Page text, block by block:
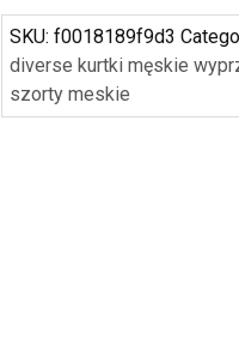
SKU:f0018189f9d3
diverse kurtki męskie
szorty meskie